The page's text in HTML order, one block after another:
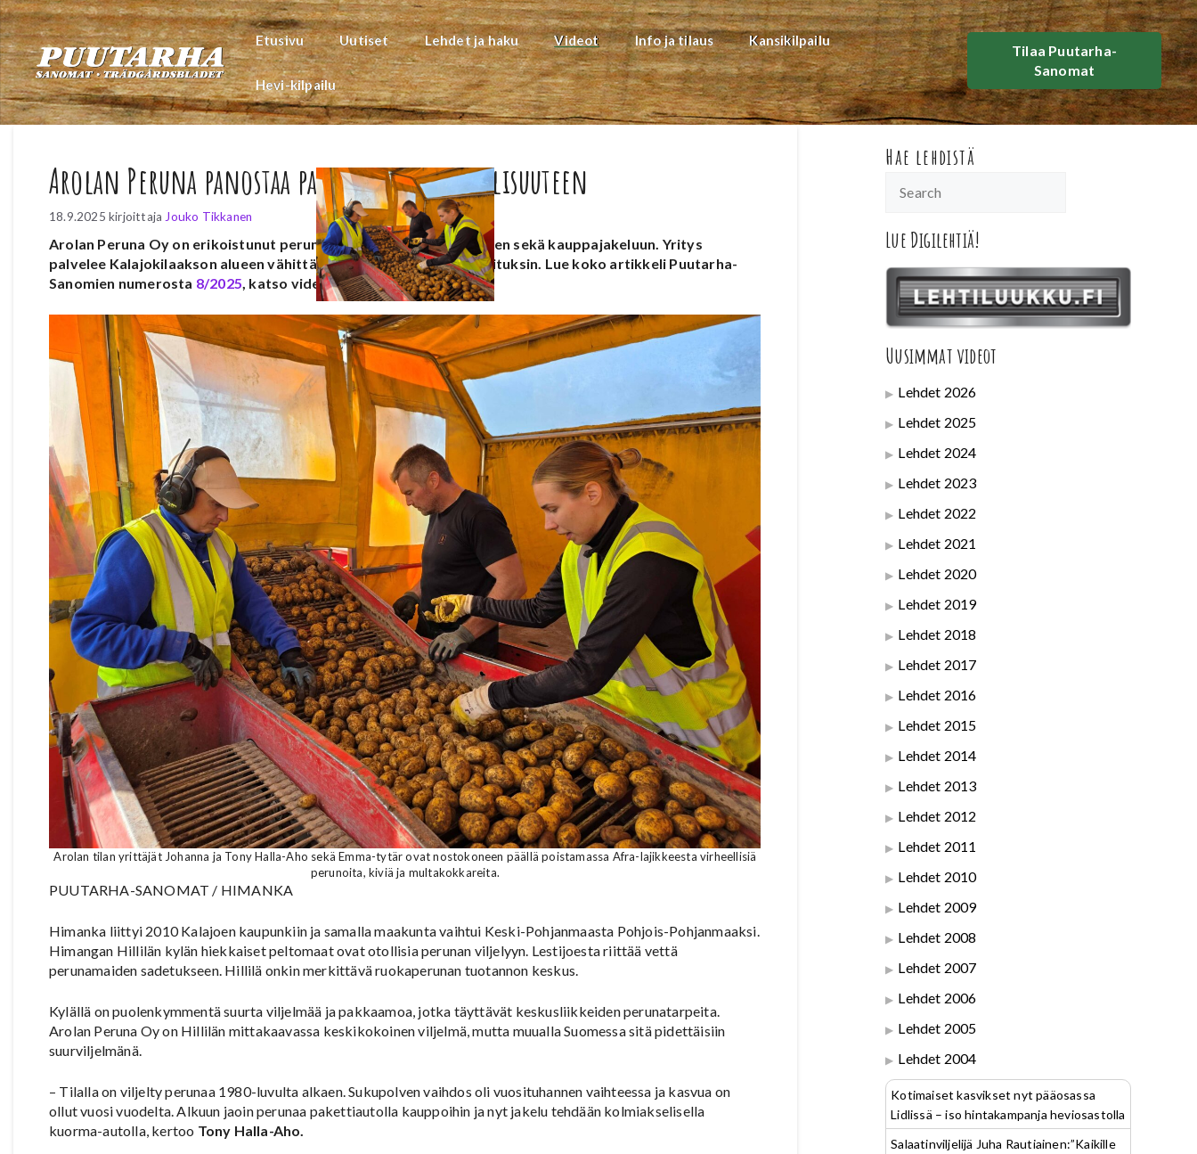
Siirry
sisältöön
Etusivu Uutiset Lehdet ja haku Videot Info ja tilaus Kansikilpailu
Hevi-kilpailu
Tilaa Puutarha-
Sanomat
Arolan Peruna panostaa palveluun ja paikallisuuteen
18.9.2025 kirjoittaja Jouko Tikkanen
Arolan Peruna Oy on erikoistunut perunan viljelyyn ja pakkaamiseen sekä kauppajakeluun. Yritys
palvelee Kalajokilaakson alueen vähittäiskauppoja joustavin toimituksin. Lue koko artikkeli Puutarha-
Sanomien numerosta 8/2025 , katso video tämän jutun lopusta.
Arolan tilan yrittäjät Johanna ja Tony Halla-Aho sekä Emma-tytär ovat nostokoneen päällä poistamassa Afra-lajikkeesta virheellisiä
perunoita, kiviä ja multakokkareita.
PUUTARHA-SANOMAT / HIMANKA
Himanka liittyi 2010 Kalajoen kaupunkiin ja samalla maakunta vaihtui Keski-Pohjanmaasta Pohjois-Pohjanmaaksi.
Himangan Hillilän kylän hiekkaiset peltomaat ovat otollisia perunan viljelyyn. Lestijoesta riittää vettä
perunamaiden sadetukseen. Hillilä onkin merkittävä ruokaperunan tuotannon keskus.
Kylällä on puolenkymmentä suurta viljelmää ja pakkaamoa, jotka täyttävät keskusliikkeiden perunatarpeita.
Arolan Peruna Oy on Hillilän mittakaavassa keskikokoinen viljelmä, mutta muualla Suomessa sitä pidettäisiin
suurviljelmänä.
– Tilalla on viljelty perunaa 1980-luvulta alkaen. Sukupolven vaihdos oli vuosituhannen vaihteessa ja kasvua on
ollut vuosi vuodelta. Alkuun jaoin perunaa pakettiautolla kauppoihin ja nyt jakelu tehdään kolmiakselisella
kuorma-autolla, kertoo Tony Halla-Aho.
Hae lehdistä
Lue Digilehtiä!
Uusimmat videot
Lehdet 2026
Lehdet 2025
Lehdet 2024
Lehdet 2023
Lehdet 2022
Lehdet 2021
Lehdet 2020
Lehdet 2019
Lehdet 2018
Lehdet 2017
Lehdet 2016
Lehdet 2015
Lehdet 2014
Lehdet 2013
Lehdet 2012
Lehdet 2011
Lehdet 2010
Lehdet 2009
Lehdet 2008
Lehdet 2007
Lehdet 2006
Lehdet 2005
Lehdet 2004
Kotimaiset kasvikset nyt pääosassa
Lidlissä – iso hintakampanja heviosastolla
Salaatinviljelijä Juha Rautiainen:”Kaikille